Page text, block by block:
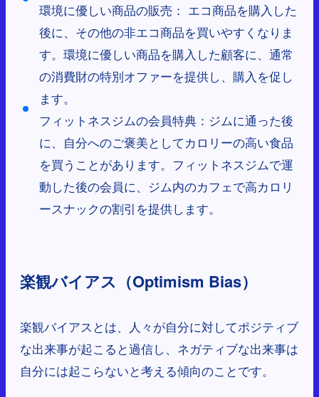
環境に優しい商品の販売： エコ商品を購入した
後に、その他の非エコ商品を買いやすくなりま
す。環境に優しい商品を購入した顧客に、通常
の消費財の特別オファーを提供し、購入を促し
ます。
フィットネスジムの会員特典：ジムに通った後
に、自分へのご褒美としてカロリーの高い食品
を買うことがあります。フィットネスジムで運
動した後の会員に、ジム内のカフェで高カロリ
ースナックの割引を提供します。
楽観バイアス（Optimism Bias）
楽観バイアスとは、人々が自分に対してポジティブ
な出来事が起こると過信し、ネガティブな出来事は
自分には起こらないと考える傾向のことです。